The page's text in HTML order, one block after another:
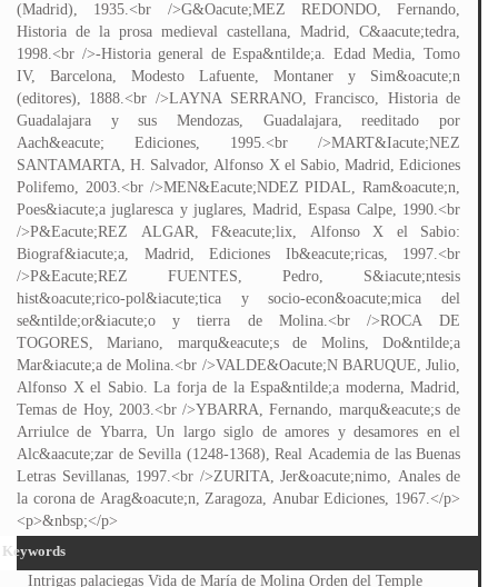
(Madrid), 1935.<br />G&Oacute;MEZ REDONDO, Fernando,
Historia de la prosa medieval castellana, Madrid, C&aacute;tedra,
1998.<br />-Historia general de Espa&ntilde;a. Edad Media, Tomo
IV, Barcelona, Modesto Lafuente, Montaner y Sim&oacute;n
(editores), 1888.<br />LAYNA SERRANO, Francisco, Historia de
Guadalajara y sus Mendozas, Guadalajara, reeditado por
Aach&eacute; Ediciones, 1995.<br />MART&Iacute;NEZ
SANTAMARTA, H. Salvador, Alfonso X el Sabio, Madrid, Ediciones
Polifemo, 2003.<br />MEN&Eacute;NDEZ PIDAL, Ram&oacute;n,
Poes&iacute;a juglaresca y juglares, Madrid, Espasa Calpe, 1990.<br
/>P&Eacute;REZ ALGAR, F&eacute;lix, Alfonso X el Sabio:
Biograf&iacute;a, Madrid, Ediciones Ib&eacute;ricas, 1997.<br
/>P&Eacute;REZ FUENTES, Pedro, S&iacute;ntesis
hist&oacute;rico-pol&iacute;tica y socio-econ&oacute;mica del
se&ntilde;or&iacute;o y tierra de Molina.<br />ROCA DE
TOGORES, Mariano, marqu&eacute;s de Molins, Do&ntilde;a
Mar&iacute;a de Molina.<br />VALDE&Oacute;N BARUQUE, Julio,
Alfonso X el Sabio. La forja de la Espa&ntilde;a moderna, Madrid,
Temas de Hoy, 2003.<br />YBARRA, Fernando, marqu&eacute;s de
Arriulce de Ybarra, Un largo siglo de amores y desamores en el
Alc&aacute;zar de Sevilla (1248-1368), Real Academia de las Buenas
Letras Sevillanas, 1997.<br />ZURITA, Jer&oacute;nimo, Anales de
la corona de Arag&oacute;n, Zaragoza, Anubar Ediciones, 1967.</p>
<p>&nbsp;</p>
Keywords
Intrigas palaciegas Vida de María de Molina Orden del Temple